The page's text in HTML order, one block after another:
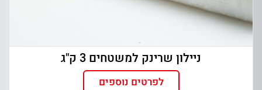
ניילון שרינק למשטחים 3 ק"ג
לפרטים נוספים